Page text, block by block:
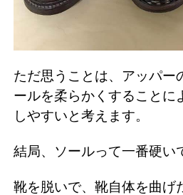
ただ思うことは、アッパー
ールを柔らかくすることに
しやすいと考えます。
結局、ソールって一番硬い
靴を脱いで、靴自体を曲げ